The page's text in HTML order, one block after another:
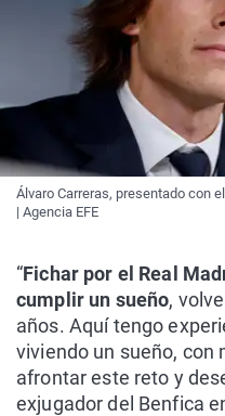
Álvaro Carreras, presentado con
| Agencia EFE
“Fichar por el Real
cumplir un sueño,
años. Aquí tengo
viviendo un sueño, con
afrontar este reto y
exjugador del Benfica